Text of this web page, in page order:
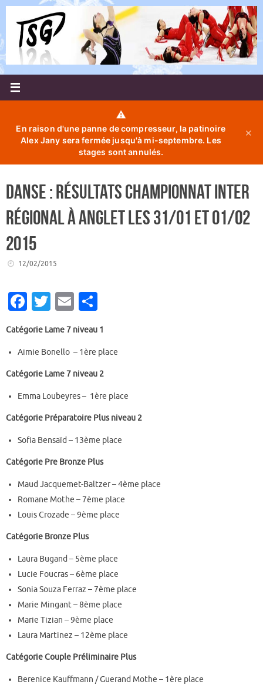
Passer
contenu
⚠️
En raison d'une panne de compresseur, la patinoire
Alex Jany sera fermée jusqu'à mi-septembre. Les
stages sont annulés.
✕
Danse : Résultats Championnat Inter
Régional à Anglet les 31/01 et 01/02
2015
12/02/2015
Fa
e
b
o
o
k
T
it
te
r
E
m
ai
l
ar
ta
g
er
Catégorie Lame 7 niveau 1
Aimie Bonello – 1ère place
Catégorie Lame 7 niveau 2
Emma Loubeyres – 1ère place
Catégorie Préparatoire Plus niveau 2
Sofia Bensaïd – 13ème place
Catégorie Pre Bronze Plus
Maud Jacquemet-Baltzer – 4ème place
Romane Mothe – 7ème place
Louis Crozade – 9ème place
Catégorie Bronze Plus
Laura Bugand – 5ème place
Lucie Foucras – 6ème place
Sonia Souza Ferraz – 7ème place
Marie Mingant – 8ème place
Marie Tizian – 9ème place
Laura Martinez – 12ème place
Catégorie Couple Préliminaire Plus
Berenice Kauffmann / Guerand Mothe – 1ère place